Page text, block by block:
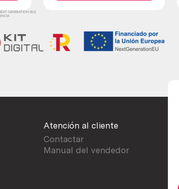
Atención al cliente
Contactar
Manual del vendedor